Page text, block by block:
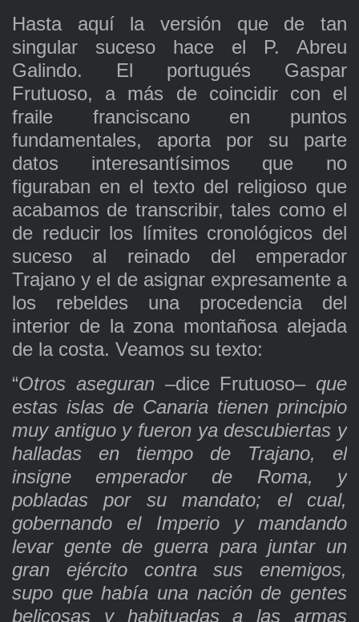
Hasta aquí la versión que de tan
singular suceso hace el P. Abreu
Galindo. El portugués Gaspar
Frutuoso, a más de coincidir con el
fraile franciscano en puntos
fundamentales, aporta por su parte
datos interesantísimos que no
figuraban en el texto del religioso que
acabamos de transcribir, tales como el
de reducir los límites cronológicos del
suceso al reinado del emperador
Trajano y el de asignar expresamente a
los rebeldes una procedencia del
interior de la zona montañosa alejada
de la costa. Veamos su texto:
“Otros aseguran –dice Frutuoso–que
estas islas de Canaria tienen principio
muy antiguo y fueron ya descubiertas y
halladas en tiempo de Trajano, el
insigne emperador de Roma, y
pobladas por su mandato; el cual,
gobernando el Imperio y mandando
levar gente de guerra para juntar un
gran ejército contra sus enemigos,
supo que había una nación de gentes
belicosas y habituadas a las armas